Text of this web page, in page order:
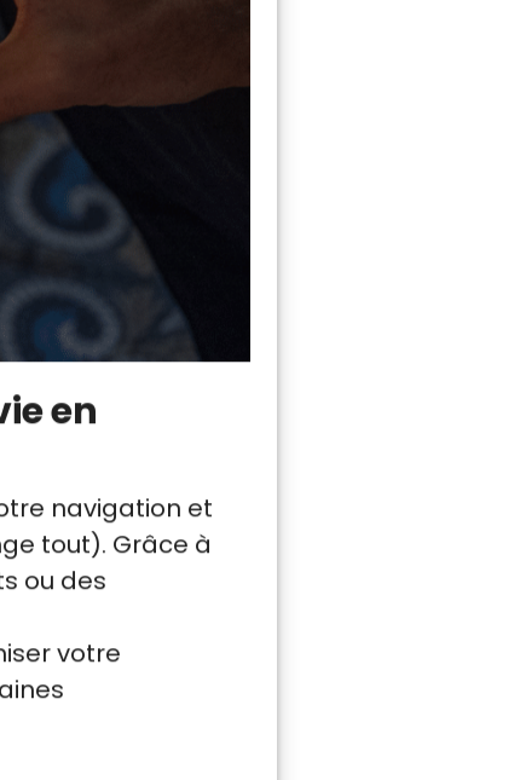
en
navigation et
tout). Grâce à
ou des
votre
encore se
digestion, il
glycémie.